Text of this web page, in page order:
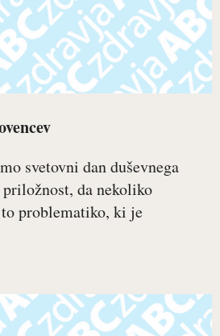
svetovni dan duševnega
da nekoliko
problematiko, ki je